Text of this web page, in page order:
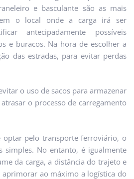
e basculante são as mais
o local onde a carga irá ser
antecipadamente possíveis
e buracos. Na hora de escolher a
das estradas, para evitar perdas
o uso de sacos para armazenar
o processo de carregamento
optar pelo transporte ferroviário, o
simples. No entanto, é igualmente
da carga, a distância do trajeto e
aprimorar ao máximo a logística do